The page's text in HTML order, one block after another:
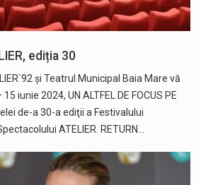
ediția 30
și Teatrul Municipal Baia Mare vă
iunie 2024, UN ALTFEL DE FOCUS PE
de-a 30-a ediţii a Festivalului
ATELIER. RETURN…